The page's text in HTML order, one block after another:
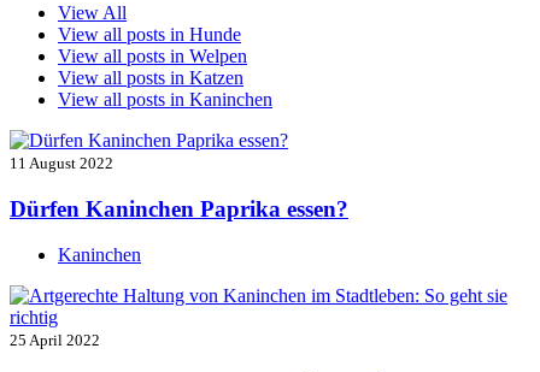
View All
View all posts in Hunde
View all posts in Welpen
View all posts in Katzen
View all posts in Kaninchen
11 August 2022
Dürfen Kaninchen Paprika essen?
Kaninchen
25 April 2022